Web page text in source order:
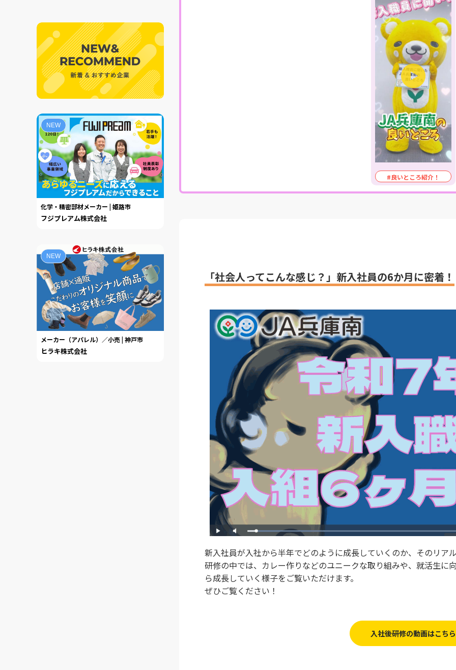
#良いところ紹介！
「社会人ってこんな感じ？」新入社員の6か月に密着！
新入社員が入社から半年でどのように成長していくのか、そのリア
研修の中では、カレー作りなどのユニークな取り組みや、就活生に
ら成長していく様子をご覧いただけます。
ぜひご覧ください！
入社後研修の動画はこちら
NEW
化学・精密部材メーカー | 姫路市
フジプレアム株式会社
NEW
メーカー（アパレル）／小売 | 神戸市
ヒラキ株式会社